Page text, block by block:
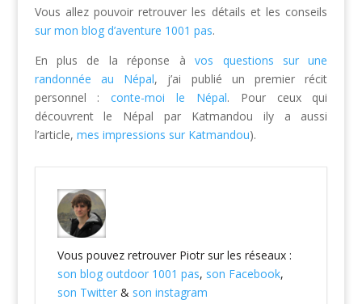
Vous allez pouvoir retrouver les détails et les conseils
sur mon blog d’aventure 1001 pas.
En plus de la réponse àvos questions sur une
randonnée au Népal, j’ai publié un premier récit
personnel :conte-moi le Népal. Pour ceux qui
découvrent le Népal par Katmandou ily a aussi
l’article, mes impressions sur Katmandou).
Vous pouvez retrouver Piotr sur les réseaux :
son blog outdoor 1001 pas, son Facebook,
son Twitter& son instagram